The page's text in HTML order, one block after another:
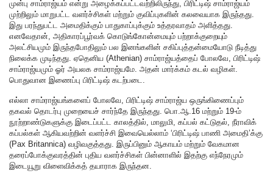
முன்பு சாம்ராஜ்யம் என்று அழைக்கப்பட்டவற்றிலிருந்து, பிரிட்டிஷ் சாம்ராஜ்யம்
முற்றிலும் மாறுபட்ட வளர்ச்சிகள் மற்றும் குவிப்புகளின் கலவையாக இருந்தது.
இது பரந்துபட்ட அமைதிக்கும் பாதுகாப்புக்கும் உத்தரவாதம் அளித்தது.
எனவேதான், அதிகாரப்பூர்வக் கொடுங்கோன்மையும் பற்றாக்குறையும்
அலட்சியமும் இருந்தபோதிலும் பல இனங்களின் சகிப்புத்தன்மையோடு நீடித்து
நிலைக்க முடிந்தது. ஏதெனிய (Athenian) சாம்ராஜ்யத்தைப் போலவே, பிரிட்டிஷ்
சாம்ராஜ்யமும் ஓர் அயலக சாம்ராஜ்யமே. அதன் மார்க்கம் கடல் வழிகள்.
பொதுவான இணைப்பு பிரிட்டிஷ் கடற்படை.
எல்லா சாம்ராஜ்யங்களைப் போலவே, பிரிட்டிஷ் சாம்ராஜ்ய ஒருங்கிணைப்பும்
தகவல் தொடர்பு முறையைச் சார்ந்தே இருந்தது. பொ.ஆ.16 மற்றும் 19-ம்
நூற்றாண்டுகளுக்கு இடைப்பட்ட காலத்தில், மாலுமி, கப்பல் கட்டுதல், நீராவிக்
கப்பல்கள் ஆகியவற்றின் வளர்ச்சி இவையெல்லாம் ‘பிரிட்டிஷ் பாணி அமைதி’க்கு
(Pax Britannica) வழிவகுத்தது. இருப்பினும் ஆகாயம் மற்றும் வேகமான
தரைப்போக்குவரத்தின் புதிய வளர்ச்சிகள் பின்னாளில் இதற்கு எந்நேரமும்
இடையூறு விளைவிக்கத் தயாராக இருந்தன.